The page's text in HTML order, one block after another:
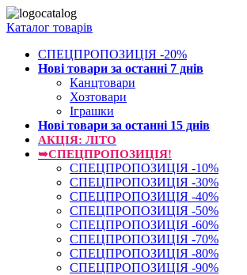
Каталог товарів
СПЕЦПРОПОЗИЦІЯ -20%
Нові товари за останнi 7 днiв
Канцтовари
Хозтовари
Іграшки
Нові товари за останнi 15 днiв
АКЦІЯ: ЛІТО
➥СПЕЦПРОПОЗИЦІЯ!
СПЕЦПРОПОЗИЦІЯ -10%
СПЕЦПРОПОЗИЦІЯ -30%
СПЕЦПРОПОЗИЦІЯ -40%
СПЕЦПРОПОЗИЦІЯ -50%
СПЕЦПРОПОЗИЦІЯ -60%
СПЕЦПРОПОЗИЦІЯ -70%
СПЕЦПРОПОЗИЦІЯ -80%
СПЕЦПРОПОЗИЦІЯ -90%